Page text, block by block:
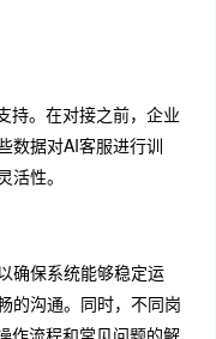
持。在对接之前，企业
数据对AI客服进行训
性。
确保系统能够稳定运
的沟通。同时，不同岗
作流程和常见问题的解